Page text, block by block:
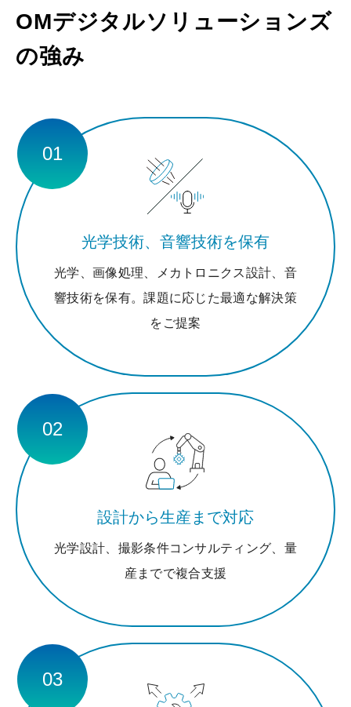
OMデジタルソリューションズ
の強み
01
光学技術、音響技術を保有
光学、画像処理、メカトロニクス設計、音
響技術を保有。課題に応じた最適な解決策
をご提案
02
設計から生産まで対応
光学設計、撮影条件コンサルティング、量
産までで複合支援
03